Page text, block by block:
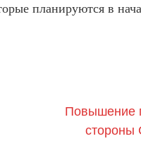
планируются в
Повышение
стороны